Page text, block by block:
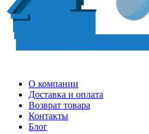
О компании
Доставка и оплата
Возврат товара
Контакты
Блог